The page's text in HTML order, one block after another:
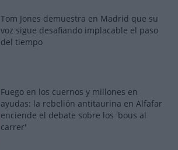
Tom Jones demuestra en Madrid que su
voz sigue desafiando implacable el paso
del tiempo
Fuego en los cuernos y millones en
ayudas: la rebelión antitaurina en Alfafar
enciende el debate sobre los 'bous al
carrer'